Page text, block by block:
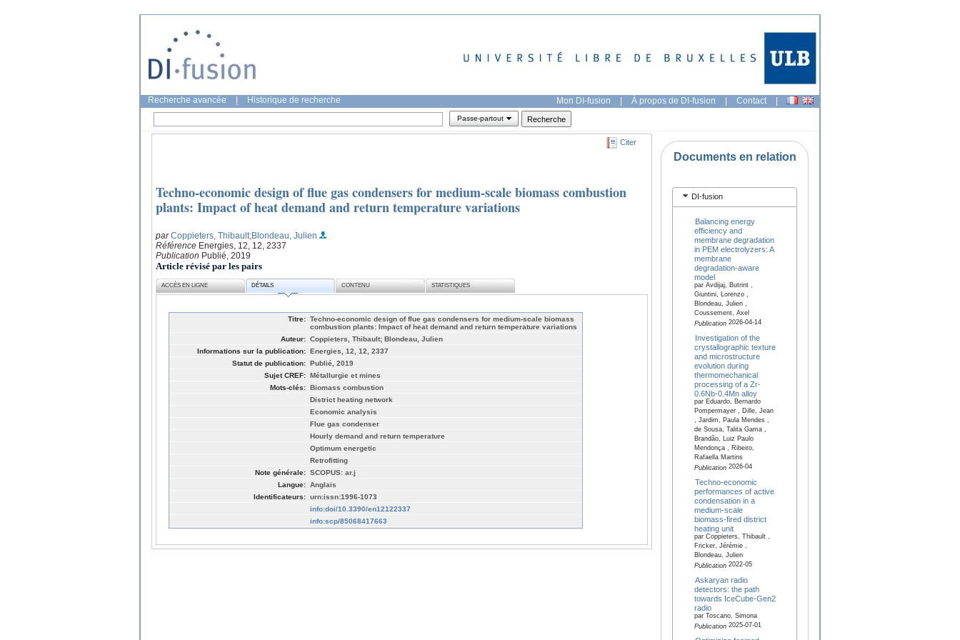
Recherche avancée Historique de recherche Mon DI-fusion | À propos de DI-fusion | Contact |
Passe-partout
Citer
Techno-economic design of flue gas condensers for medium-scale biomass combustion
plants: Impact of heat demand and return temperature variations
parCoppieters, Thibault;Blondeau, Julien
Référence Energies, 12, 12, 2337
Publication Publié, 2019
Article révisé par les pairs
ACCÈS EN LIGNE DÉTAILS CONTENU STATISTIQUES
Titre: Techno-economic design of flue gas condensers for medium-scale biomass
combustion plants: Impact of heat demand and return temperature variations
Auteur: Coppieters, Thibault; Blondeau, Julien
Informations sur la publication: Energies, 12, 12, 2337
Statut de publication: Publié, 2019
Sujet CREF: Métallurgie et mines
Mots-clés: Biomass combustion
District heating network
Economic analysis
Flue gas condenser
Hourly demand and return temperature
Optimum energetic
Retrofitting
Note générale: SCOPUS: ar.j
Langue: Anglais
Identificateurs: urn:issn:1996-1073
info:doi/10.3390/en12122337
info:scp/85068417663
Documents en relation
DI-fusion
Balancing energy
efficiency and
membrane degradation
in PEM electrolyzers: A
membrane
degradation-aware
model
par Avdijaj, Butrint ,
Giuntini, Lorenzo ,
Blondeau, Julien ,
Coussement, Axel
Publication2026-04-14
Investigation of the
crystallographic texture
and microstructure
evolution during
thermomechanical
processing of a Zr-
0.6Nb-0.4Mn alloy
par Eduardo, Bernardo
Pompermayer , Dille, Jean
, Jardim, Paula Mendes ,
de Sousa, Talita Gama ,
Brandão, Luiz Paulo
Mendonça , Ribeiro,
Rafaella Martins
Publication2026-04
Techno-economic
performances of active
condensation in a
medium-scale
biomass-fired district
heating unit
par Coppieters, Thibault ,
Fricker, Jérémie ,
Blondeau, Julien
Publication2022-05
Askaryan radio
detectors: the path
towards IceCube-Gen2
radio
par Toscano, Simona
Publication2025-07-01